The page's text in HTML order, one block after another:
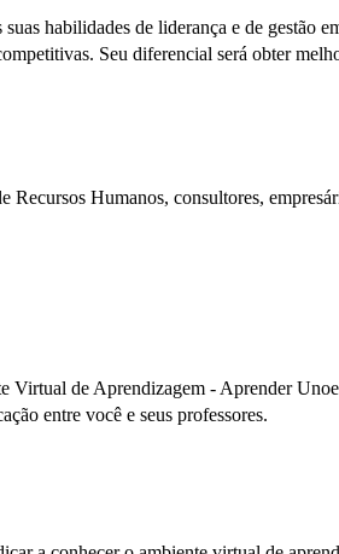
habilidades de liderança e de gestão
Seu diferencial será obter
Recursos Humanos, consultores,
Virtual de Aprendizagem - Aprender
entre você e seus professores.